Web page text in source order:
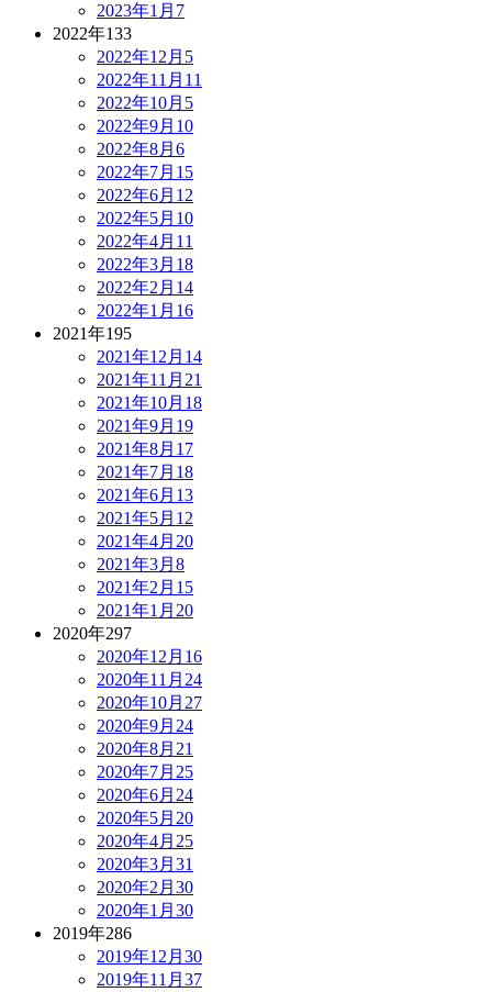
2023年1月 7
2022年133
2022年12月 5
2022年11月 11
2022年10月 5
2022年9月 10
2022年8月 6
2022年7月 15
2022年6月 12
2022年5月 10
2022年4月 11
2022年3月 18
2022年2月 14
2022年1月 16
2021年195
2021年12月 14
2021年11月 21
2021年10月 18
2021年9月 19
2021年8月 17
2021年7月 18
2021年6月 13
2021年5月 12
2021年4月 20
2021年3月 8
2021年2月 15
2021年1月 20
2020年297
2020年12月 16
2020年11月 24
2020年10月 27
2020年9月 24
2020年8月 21
2020年7月 25
2020年6月 24
2020年5月 20
2020年4月 25
2020年3月 31
2020年2月 30
2020年1月 30
2019年286
2019年12月 30
2019年11月 37